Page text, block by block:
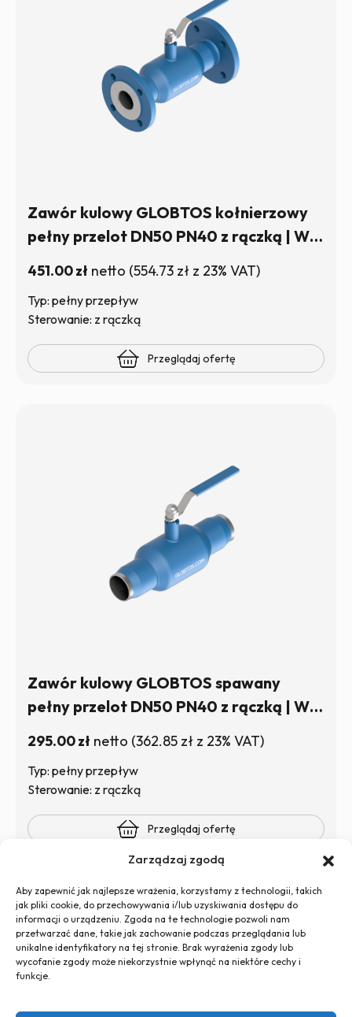
Zarządzaj zgodą
Aby zapewnić jak najlepsze wrażenia, korzystamy z technologii, takich
jak pliki cookie, do przechowywania i/lub uzyskiwania dostępu do
informacji o urządzeniu. Zgoda na te technologie pozwoli nam
przetwarzać dane, takie jak zachowanie podczas przeglądania lub
unikalne identyfikatory na tej stronie. Brak wyrażenia zgody lub
wycofanie zgody może niekorzystnie wpłynąć na niektóre cechy i
funkcje.
Zawór kulowy GLOBTOS kołnierzowy
pełny przelot DN50 PN40 z rączką | W
451.00zł netto (554.73 zł z 23% VAT)
Typ: pełny przepływ
Sterowanie: z rączką
Przeglądaj ofertę
Zawór kulowy GLOBTOS spawany
pełny przelot DN50 PN40 z rączką | W
295.00zł netto (362.85 zł z 23% VAT)
Typ: pełny przepływ
Sterowanie: z rączką
Przeglądaj ofertę
+48 726 500 100
ul. Legnicka 60d, 54-204 Wrocław